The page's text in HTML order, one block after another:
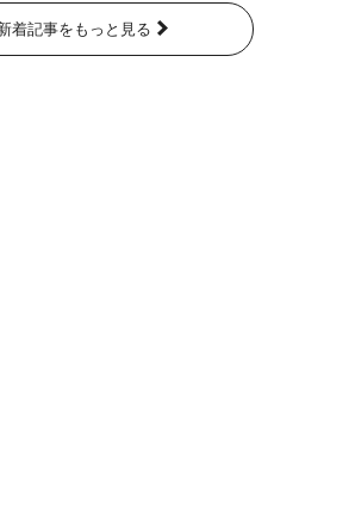
着記事をもっと見る